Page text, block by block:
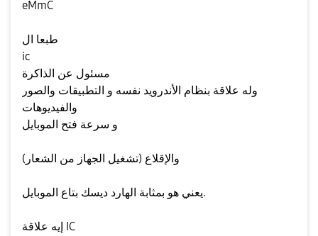
eMmC
طبعا ال
ic
مسئول عن الذاكرة
وله علاقة بنظام الأندرويد نفسه و التطبيقات والصور
والفيديوهات
و سرعة فتح الموبايل
والإقلاع (تشغيل الجهاز من الشعار)
يعني هو بمثابة الهارد ديسك بتاع الموبايل.
إيه علاقة IC